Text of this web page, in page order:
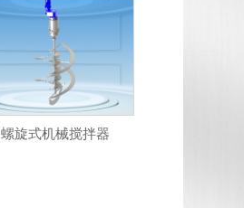
螺旋式机械搅拌器